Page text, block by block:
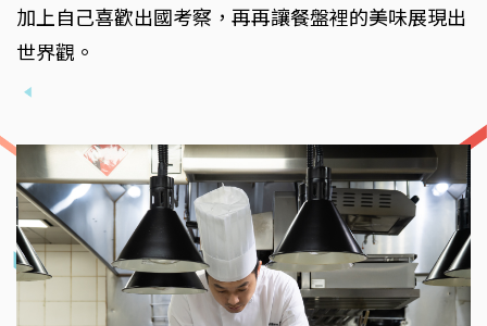
加上自己喜歡出國考察，再再讓餐盤裡的美味展現出
世界觀。